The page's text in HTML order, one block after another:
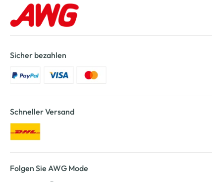
Sicher bezahlen
Schneller Versand
Folgen Sie AWG Mode